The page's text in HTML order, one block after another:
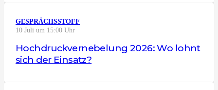
GESPRÄCHSSTOFF
10 Juli um 15:00 Uhr
Hochdruckvernebelung 2026: Wo lohnt
sich der Einsatz?